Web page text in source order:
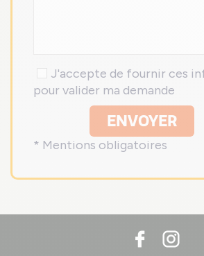
J'accepte de fournir ces
pour valider ma demande
ENVOYER
* Mentions obligatoires